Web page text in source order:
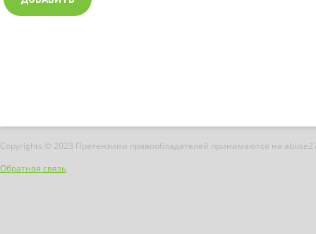
Copyrights © 2023 Претензиии правообладателей принимаются на
Обратная связь